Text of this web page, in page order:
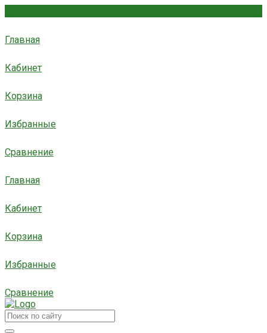
Главная
Кабинет
Корзина
Избранные
Сравнение
Главная
Кабинет
Корзина
Избранные
Сравнение